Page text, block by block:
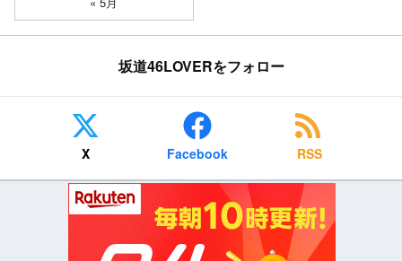
坂道46LOVERをフォロー
X Facebook RSS